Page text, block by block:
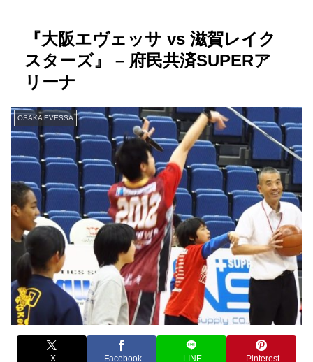
『大阪エヴェッサ vs 滋賀レイク
スターズ』 – 府民共済SUPERア
リーナ
OSAKA EVESSA
X Facebook LINE Pinterest